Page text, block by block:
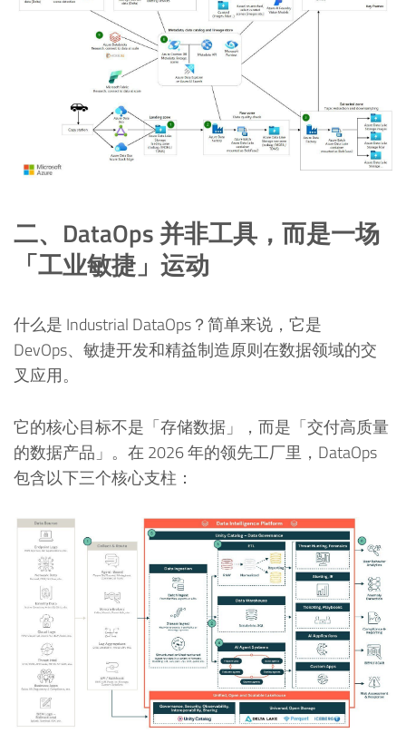
二、DataOps 并非工具，而是一场
「工业敏捷」运动
什么是 Industrial DataOps？简单来说，它是
DevOps、敏捷开发和精益制造原则在数据领域的交
叉应用。
它的核心目标不是「存储数据」，而是「交付高质量
的数据产品」。在 2026 年的领先工厂里，DataOps
包含以下三个核心支柱：